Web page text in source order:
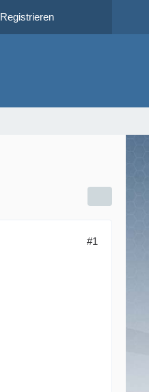
Registrieren
#1